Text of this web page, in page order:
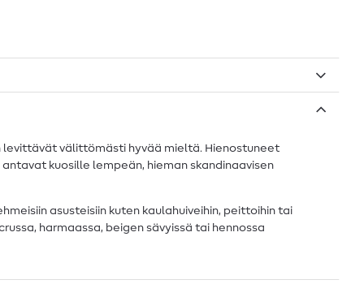
levittävät välittömästi hyvää mieltä. Hienostuneet
kuosille lempeän, hieman skandinaavisen
asusteisiin kuten kaulahuiveihin, peittoihin tai
harmaassa, beigen sävyissä tai hennossa